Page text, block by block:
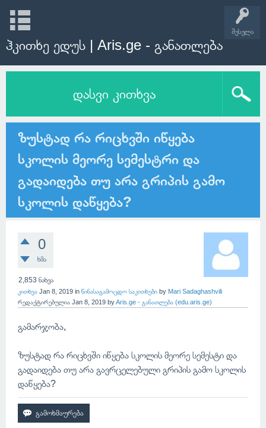
შესვლა
ჰკითხე ედუს | Aris.ge - განათლება
დასვი კითხვა
ზუსტად რა რიცხვში იწყება
სკოლის მეორე სემესტრი და
გადაიდება თუ არა გრიპის გამო
სკოლის დაწყება?
0
ხმა
2,853 ნახვა
კითხვა Jan 8, 2019 in წინასაგამოცდო საკითხები by Mari Sadaghashvili
რედაქტირებულია Jan 8, 2019 byAris.ge - განათლება (edu.aris.ge)
გამარჯობა,
ზუსტად რა რიცხვში იწყება სკოლის მეორე სემესტი და
გადაიდება თუ არა გავრცელებული გრიპის გამო სკოლის
დაწყება?